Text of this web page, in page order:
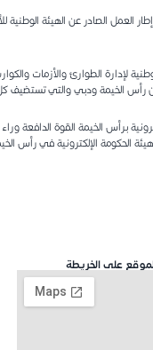
العمل الصادر عن الهيئة الوطنية
بمعيار إدارة استمرارية الأعمال 7000: 2015 للهيئة
رأس الخيمة ودبي والتي
نظام استمرارية أعمال هيئة الحكومة
على الخريطة